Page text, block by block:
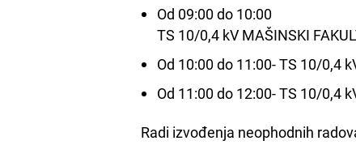
Od 09:00 do 10:00
TS 10/0,4 kV MAŠINSKI
Od 10:00 do 11:00- TS 10/0,4
Od 11:00 do 12:00- TS 10/0,4
Radi izvođenja neophodnih